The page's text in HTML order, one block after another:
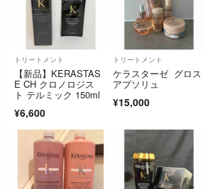
トリートメント
【新品】KERASTAS
E CH クロノロジス
ト テルミック 150ml
¥6,600
トリートメント
ケラスターゼ グロス
アプソリュ
¥15,000